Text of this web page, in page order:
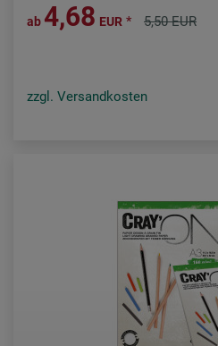
ab 4,68 EUR * 5,50 EUR
zzgl. Versandkosten